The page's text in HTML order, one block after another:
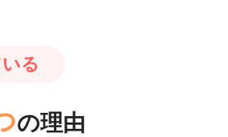
る
の理由